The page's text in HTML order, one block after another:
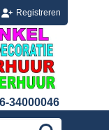
Registreren
34000046